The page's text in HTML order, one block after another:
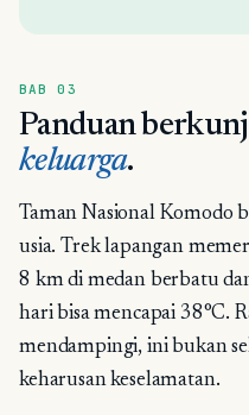
BAB 03
Panduan
keluarga.
Taman Nasional Komodo
usia. Trek lapangan
8 km di medan berbatu
hari bisa mencapai 38°C.
mendampingi, ini bukan
keharusan keselamatan.